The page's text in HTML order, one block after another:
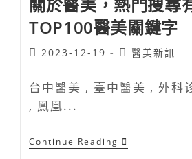
TOP100醫美關鍵字
2023-12-19 醫美新訊
台中醫美 , 臺中醫美 , 外科
, 鳯凰...
Continue Reading